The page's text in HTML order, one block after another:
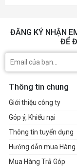
ĐĂNG KÝ NHẬN
ĐỂ
Thông tin chung
Giới thiệu công ty
Góp ý, Khiếu nại
Thông tin tuyển dụng
Hướng dẫn mua Hàng
Mua Hàng Trả Góp